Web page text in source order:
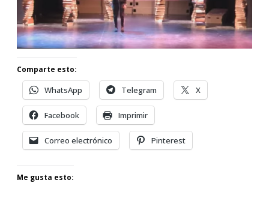
Comparte esto:
WhatsApp Telegram X
Facebook Imprimir
Correo electrónico Pinterest
Me gusta esto: